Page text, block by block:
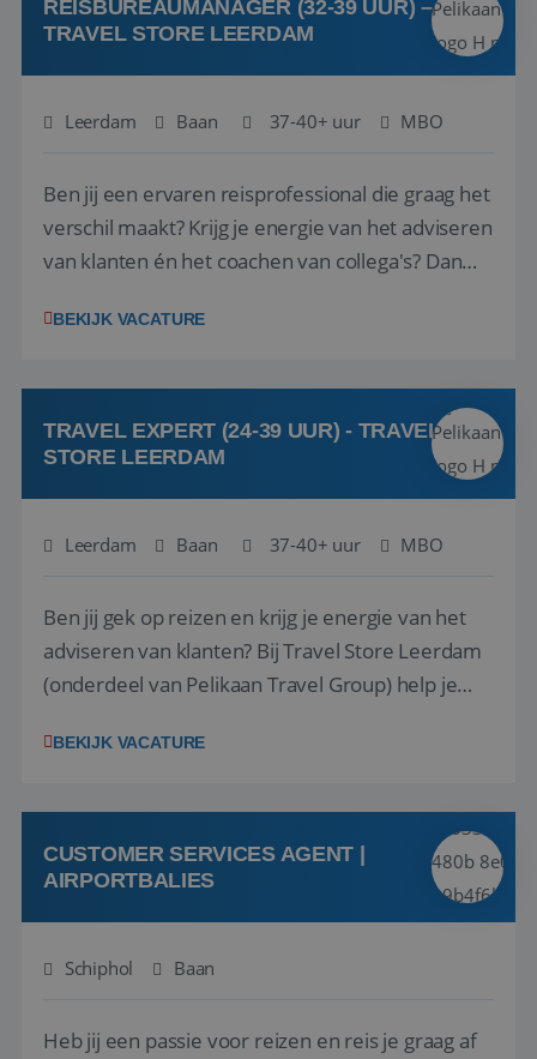
REISBUREAUMANAGER (32-39 UUR) –
TRAVEL STORE LEERDAM
Leerdam Baan 37-40+ uur MBO
Ben jij een ervaren reisprofessional die graag het
verschil maakt? Krijg je energie van het adviseren
van klanten én het coachen van collega's? Dan
(onderdeel van Pelikaan Travel Group) zoeken
team het reisbureau verder...
BEKIJK VACATURE
TRAVEL EXPERT (24-39 UUR) - TRAVEL
STORE LEERDAM
Leerdam Baan 37-40+ uur MBO
Ben jij gek op reizen en krijg je energie van het
adviseren van klanten? Bij Travel Store Leerdam
(onderdeel van Pelikaan Travel Group) help je
vinden. Samen maken we van elke reis een
hebt in de reisbranche of j...
BEKIJK VACATURE
CUSTOMER SERVICES AGENT |
AIRPORTBALIES
Schiphol Baan
Heb jij een passie voor reizen en reis je graag af